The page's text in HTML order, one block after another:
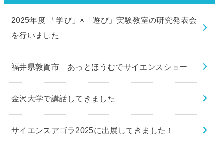
2025年度 「学び」×「遊び」実験教室の研究発表会
を行いました
福井県敦賀市 あっとほうむでサイエンスショー
金沢大学で講話してきました
サイエンスアゴラ2025に出展してきました！